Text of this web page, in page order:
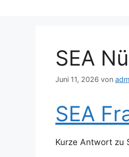
SEA
Juni 11, 2026 von
SEA
Kurze Antwort zu